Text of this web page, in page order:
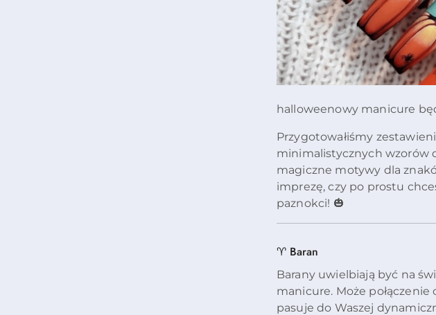
halloweenowy manicure
Przygotowałiśmy
minimalistycznych wzorów
magiczne motywy dla
imprezę, czy po prostu
paznokci! 🎃
♈ Baran
Barany uwielbiają być na
manicure. Może
pasuje do Waszej